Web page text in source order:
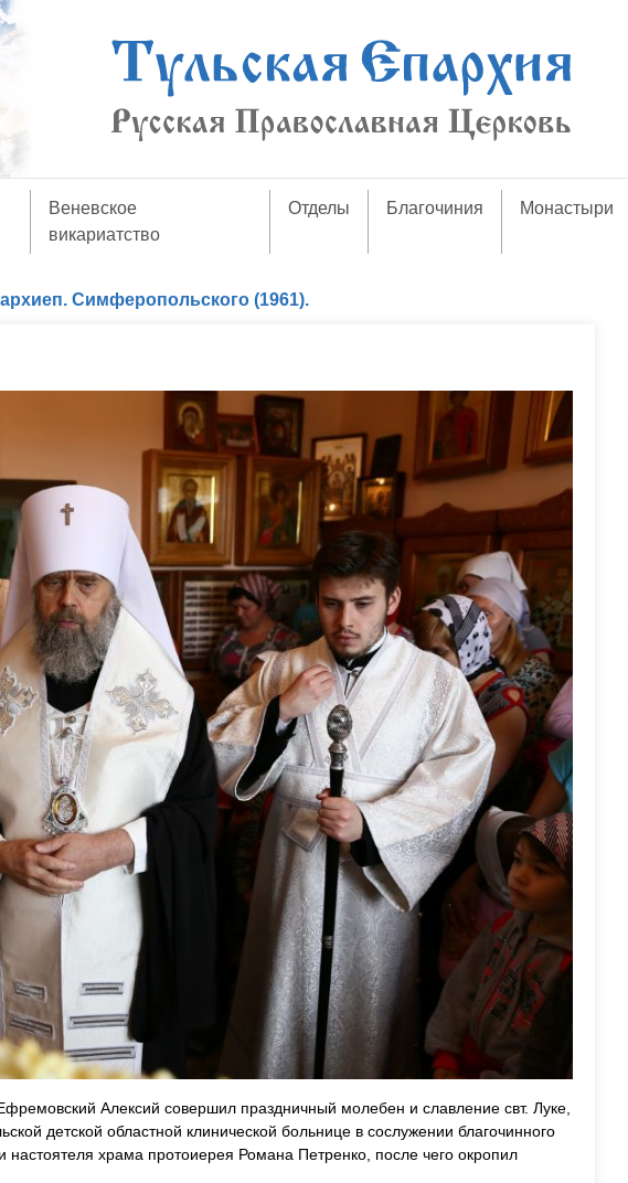
Веневское
викариатство
Отделы Благочиния Монастыри
Симферопольского (1961).
Алексий совершил праздничный молебен и славление свт. Луке,
детской областной клинической больнице в сослужении благочинного
настоятеля храма протоиерея Романа Петренко, после чего окропил